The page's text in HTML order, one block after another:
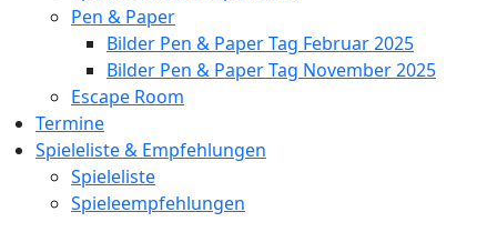
Pen & Paper
Bilder Pen & Paper Tag Februar 2025
Bilder Pen & Paper Tag November 2025
Escape Room
Termine
Spieleliste & Empfehlungen
Spieleliste
Spieleempfehlungen